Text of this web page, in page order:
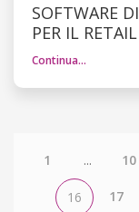
SOFTWARE
PER IL
Continua…
1 ... 10
16 17